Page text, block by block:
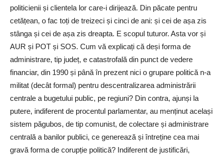
politicienii și clientela lor care-i dirijează. Din păcate pentru
cetățean, o fac toți de treizeci și cinci de ani: și cei de așa zis
stânga și cei de așa zis dreapta. E scopul tuturor. Asta vor și
AUR și POT și SOS. Cum vă explicați că deși forma de
administrare, tip județ, e catastrofală din punct de vedere
financiar, din 1990 și până în prezent nici o grupare politică n-a
militat (decât formal) pentru descentralizarea administrării
centrale a bugetului public, pe regiuni? Din contra, ajunși la
putere, indiferent de procentul parlamentar, au menținut același
sistem păgubos, de tip comunist, de colectare și administrare
centrală a banilor publici, ce generează și întreține cea mai
gravă forma de corupție politică? Indiferent de justificări,